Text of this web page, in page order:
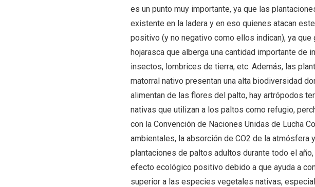
es un punto muy importante, ya que las
existente en la ladera y en eso quienes atacan
positivo (y no negativo como ellos indican), ya
hojarasca que alberga una cantidad importante de
insectos, lombrices de tierra, etc. Además, las
matorral nativo presentan una alta biodiversidad
alimentan de las flores del palto, hay artrópodos
nativas que utilizan a los paltos como refugio,
con la Convención de Naciones Unidas de Lucha
ambientales, la absorción de CO2 de la
plantaciones de paltos adultos durante todo el
efecto ecológico positivo debido a que ayuda a
superior a las especies vegetales nativas,